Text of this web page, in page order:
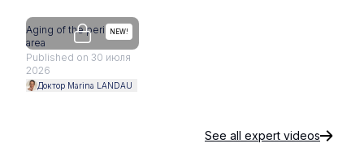
NEW!
Upgrade needed
Aging of the perioral
area
Published on 30 июля
2026
Доктор Marina LANDAU
See all expert videos